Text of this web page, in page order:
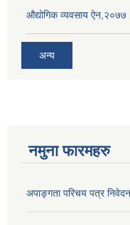
औद्योगिक व्यवसाय
अन्य
नमुना फारमहरु
अपाङ्गता परिचय पत्र